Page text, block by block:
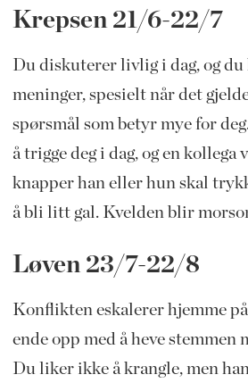
Krepsen 21/6-22/7
Du diskuterer livlig i dag, og du
meninger, spesielt når det
spørsmål som betyr mye for
å trigge deg i dag, og en
knapper han eller hun skal
å bli litt gal. Kvelden blir
Løven 23/7-22/8
Konflikten eskalerer hjemme
ende opp med å heve stemmen
Du liker ikke å krangle, men